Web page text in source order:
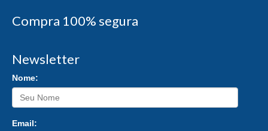
Compra 100% segura
Newsletter
Nome:
Email: